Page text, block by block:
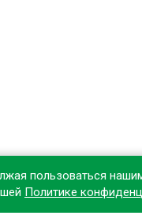
наше приложение,
пользоваться
Политике